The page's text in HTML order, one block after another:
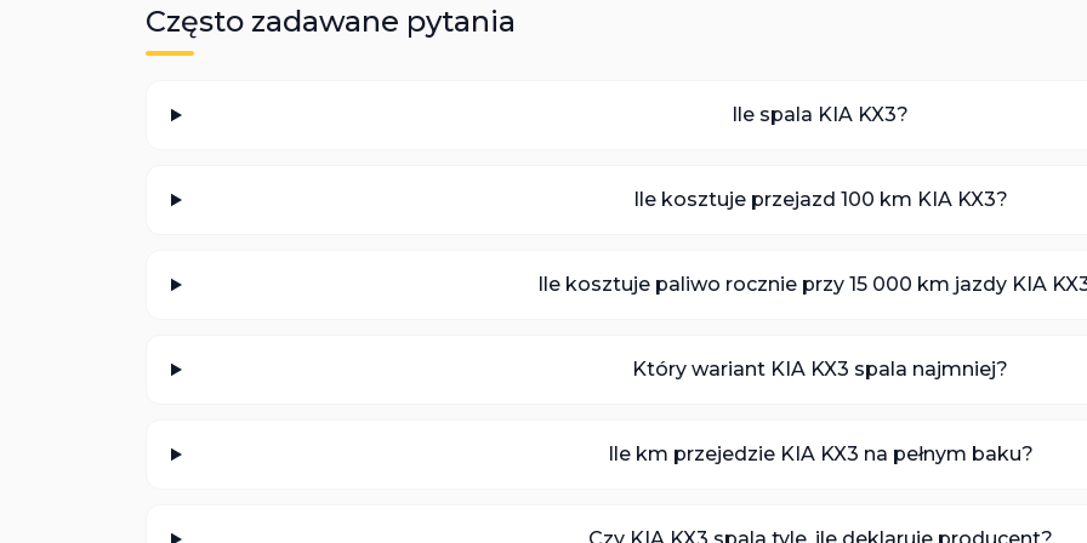
Często zadawane pytania
Ile spala KIA KX3?
Ile kosztuje przejazd 100 km KIA KX3?
Ile kosztuje paliwo rocznie przy 15 000 km jazdy KIA
Który wariant KIA KX3 spala najmniej?
Ile km przejedzie KIA KX3 na pełnym baku?